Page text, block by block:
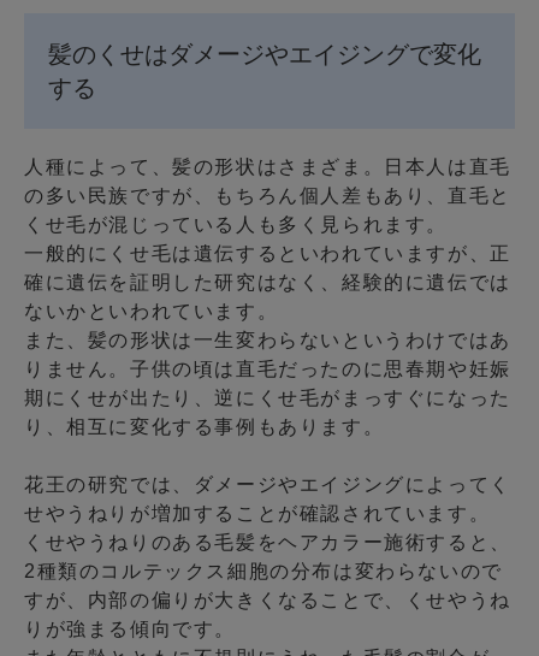
髪のくせはダメージやエイジングで変化
する
人種によって、髪の形状はさまざま。日本人は直毛
の多い民族ですが、もちろん個人差もあり、直毛と
くせ毛が混じっている人も多く見られます。
一般的にくせ毛は遺伝するといわれていますが、正
確に遺伝を証明した研究はなく、経験的に遺伝では
ないかといわれています。
また、髪の形状は一生変わらないというわけではあ
りません。子供の頃は直毛だったのに思春期や妊娠
期にくせが出たり、逆にくせ毛がまっすぐになった
り、相互に変化する事例もあります。
花王の研究では、
ダメージやエイジングによってく
せやうねりが増加する ことが確認されています。
くせやうねりのある毛髪をヘアカラー施術すると、
2種類のコルテックス細胞の分布は変わらないので
すが、内部の偏りが大きくなることで、くせやうね
りが強まる傾向です。